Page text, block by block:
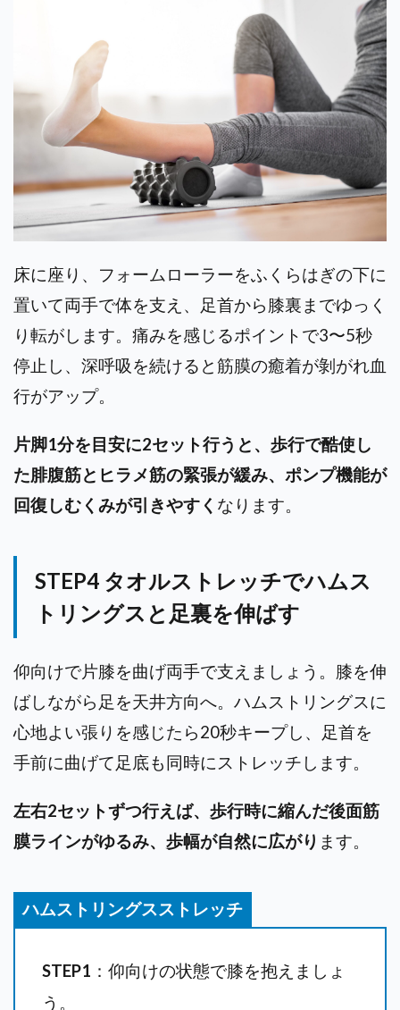
床に座り、フォームローラーをふくらはぎの下に
置いて両手で体を支え、足首から膝裏までゆっく
り転がします。痛みを感じるポイントで3〜5秒
停止し、深呼吸を続けると筋膜の癒着が剝がれ血
行がアップ。
片脚1分を目安に2セット行うと、歩行で酷使し
た腓腹筋とヒラメ筋の緊張が緩み、ポンプ機能が
回復しむくみが引きやすく なります。
STEP4 タオルストレッチでハムス
トリングスと足裏を伸ばす
仰向けで片膝を曲げ両手で支えましょう。膝を伸
ばしながら足を天井方向へ。ハムストリングスに
心地よい張りを感じたら20秒キープし、足首を
手前に曲げて足底も同時にストレッチします。
左右2セットずつ行えば、歩行時に縮んだ後面筋
膜ラインがゆるみ、歩幅が自然に広がり ます。
ハムストリングスストレッチ
STEP1 ：仰向けの状態で膝を抱えましょ
う。